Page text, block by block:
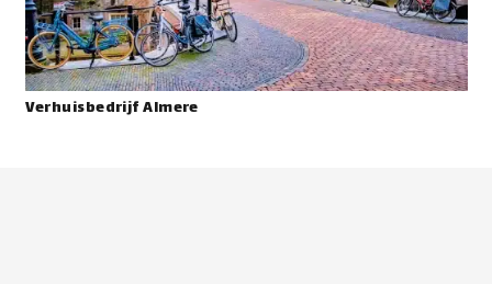
Verhuisbedrijf Almere